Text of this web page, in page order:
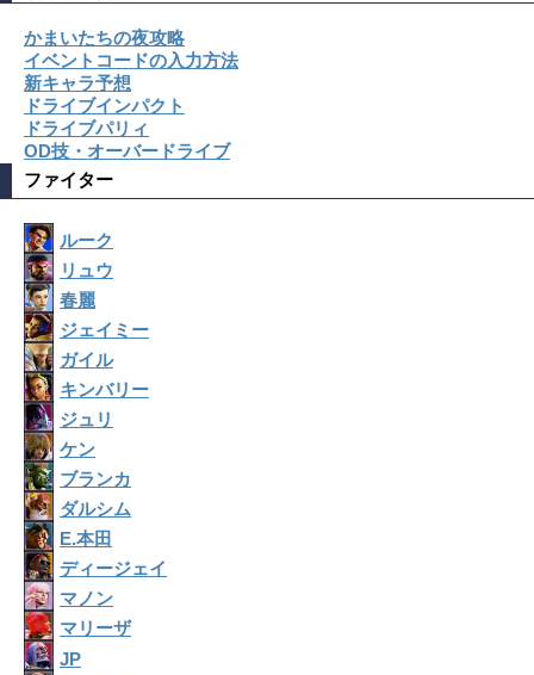
かまいたちの夜攻略
イベントコードの入力方法
新キャラ予想
ドライブインパクト
ドライブパリィ
OD技・オーバードライブ
ファイター
ルーク
リュウ
春麗
ジェイミー
ガイル
キンバリー
ジュリ
ケン
ブランカ
ダルシム
E.本田
ディージェイ
マノン
マリーザ
JP